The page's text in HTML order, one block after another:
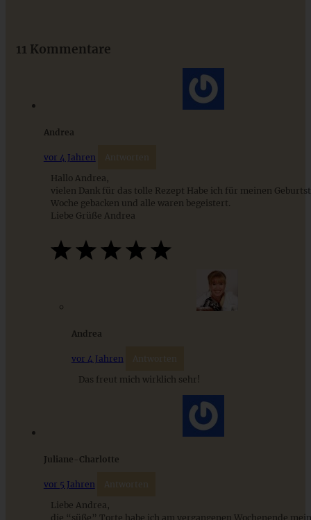
Apfel-Streuselkuchen mit Zimt und Haselnüssen
9 saisonale Rezepte im August – die besten Ideen mit Obst
ZUM BEITRAG
11 Kommentare
Andrea
vor 4 Jahren Antworten
Hallo Andrea,
vielen Dank für das tolle Rezept Habe ich für meinen
Woche gebacken und alle waren begeistert.
Liebe Grüße Andrea
Andrea
vor 4 Jahren Antworten
Das freut mich wirklich sehr!
Juliane-Charlotte
vor 5 Jahren Antworten
Liebe Andrea,
die “süße” Torte habe ich am vergangenen Wochenende